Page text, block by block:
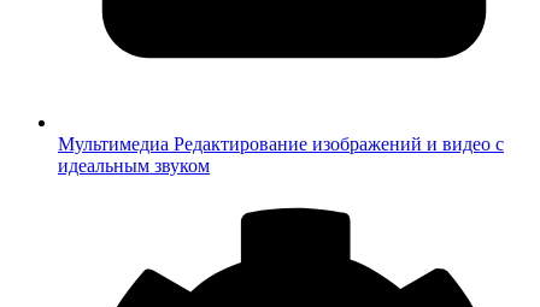
Мультимедиа Редактирование изображений и видео с
идеальным звуком